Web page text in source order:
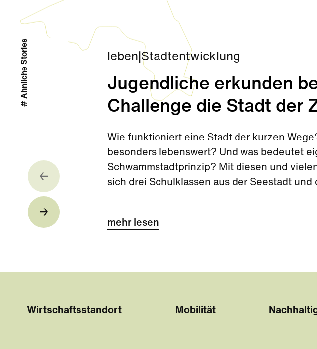
leben Stadtentwicklung
Jugendliche erkunden
Challenge die Stadt der
Wie funktioniert eine Stadt der kurzen
besonders lebenswert? Und was bedeutet
Schwammstadtprinzip? Mit diesen und
sich drei Schulklassen aus der Seestadt
mehr lesen
# Ähnliche Stories
Wirtschaftsstandort Mobilität